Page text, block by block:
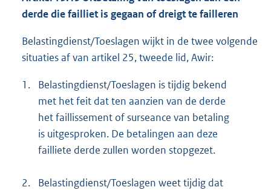
derde die failliet is gegaan of dreigt te failleren
Belastingdienst/Toeslagen wijkt in de twee volgende
situaties af van artikel 25, tweede lid, Awir:
1.
Belastingdienst/Toeslagen is tijdig bekend
met het feit dat ten aanzien van de derde
het faillissement of surseance van betaling
is uitgesproken. De betalingen aan deze
failliete derde zullen worden stopgezet.
2.
Belastingdienst/Toeslagen weet tijdig dat